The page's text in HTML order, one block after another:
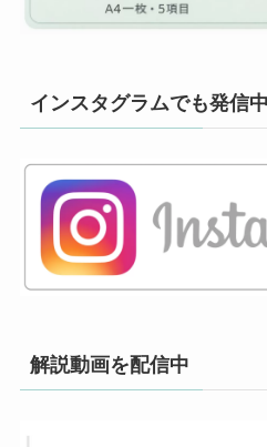
インスタグラムでも発信中
解説動画を配信中